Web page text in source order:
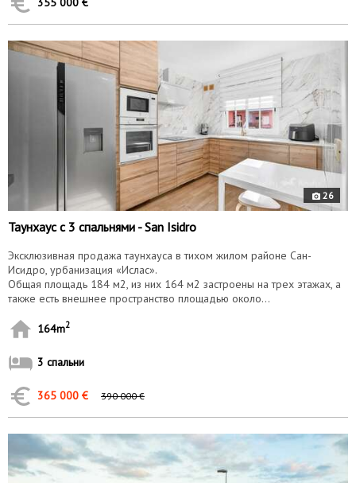
26
Таунхаус с 3 спальнями - San Isidro
Эксклюзивная продажа таунхауса в тихом жилом районе Сан-
Исидро, урбанизация «Ислас».
Общая площадь 184 м2, из них 164 м2 застроены на трех этажах, а
также есть внешнее пространство площадью около...
164m2
3 спальни
365 000 € 390 000 €